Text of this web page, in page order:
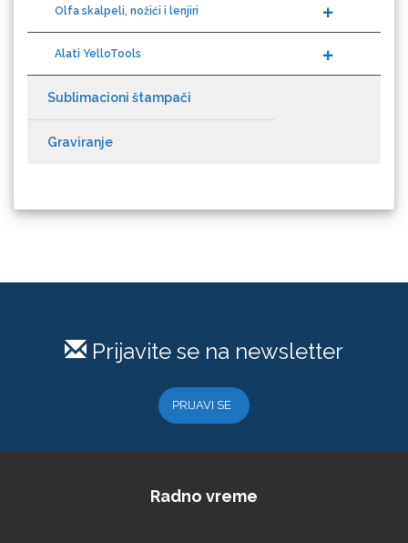
Olfa skalpeli, nožići i lenjiri
Alati YelloTools
Sublimacioni štampači
Graviranje
Prijavite se na newsletter
PRIJAVI SE
Radno vreme